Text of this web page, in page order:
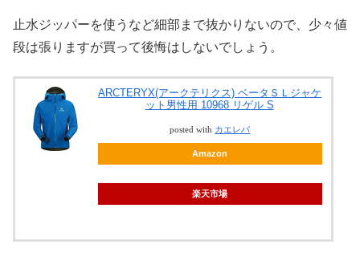
止水ジッパーを使うなど細部まで抜かりないので、少々値
段は張りますが買って後悔はしないでしょう。
ARCTERYX(アークテリクス) ベータＳＬジャケ
ット男性用 10968 リゲル S
posted with カエレバ
Amazon
楽天市場